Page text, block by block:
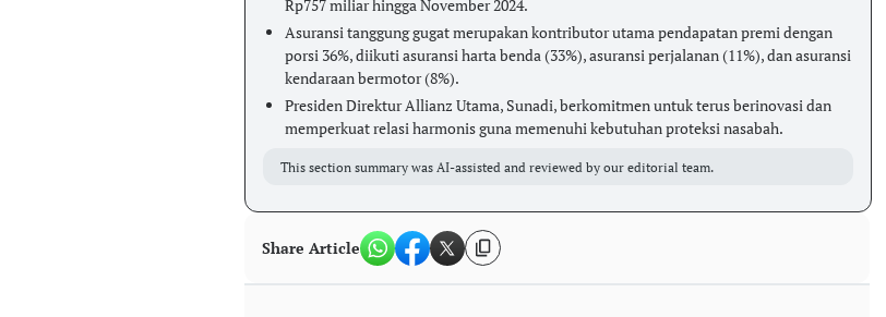
Rp757 miliar hingga November 2024.
Asuransi tanggung gugat merupakan kontributor utama pendapatan premi dengan
porsi 36%, diikuti asuransi harta benda (33%), asuransi perjalanan (11%), dan asuransi
kendaraan bermotor (8%).
Presiden Direktur Allianz Utama, Sunadi, berkomitmen untuk terus berinovasi dan
memperkuat relasi harmonis guna memenuhi kebutuhan proteksi nasabah.
This section summary was AI-assisted and reviewed by our editorial team.
Share Article